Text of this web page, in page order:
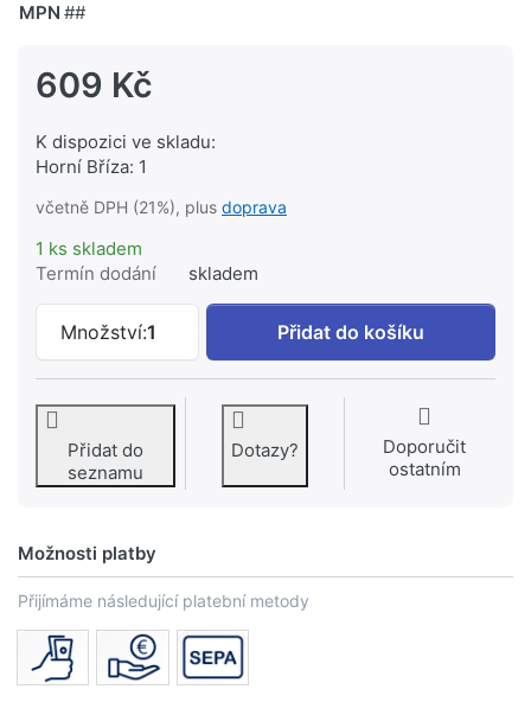
MPN ##
609 Kč
K dispozici ve skladu:
Horní Bříza: 1
včetně DPH (21%), plus doprava
1 ks skladem
Termín dodání
skladem
Množství:1
NOVASERVIS sprchová tyč 65cm s
Přidat do košíku
Přidat do
seznamu
Dotazy?
Doporučit
ostatním
Možnosti platby
Přijímáme následující platební metody